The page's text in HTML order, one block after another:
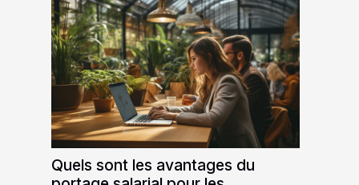
Quels sont les avantages du